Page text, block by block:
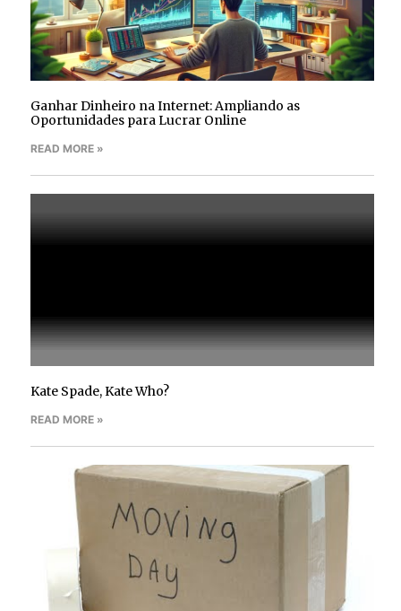
Ganhar Dinheiro na Internet: Ampliando as
Oportunidades para Lucrar Online
READ MORE »
Kate Spade, Kate Who?
READ MORE »